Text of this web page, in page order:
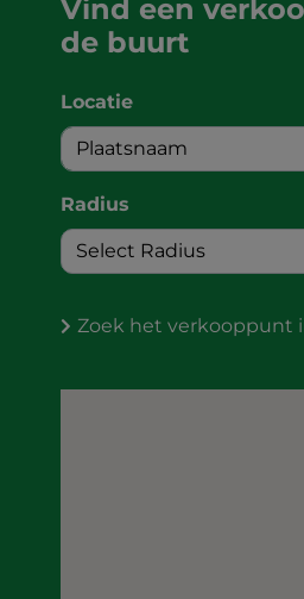
Vind een
de buurt
Locatie
Radius
Zoek het verkooppunt